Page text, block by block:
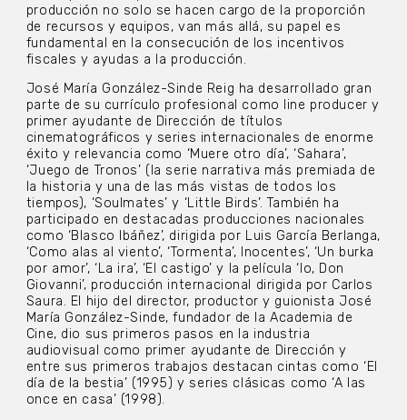
producción no solo se hacen cargo de la proporción
de recursos y equipos, van más allá, su papel es
fundamental en la consecución de los incentivos
fiscales y ayudas a la producción.
José María González-Sinde Reig ha desarrollado gran
parte de su currículo profesional como line producer y
primer ayudante de Dirección de títulos
cinematográficos y series internacionales de enorme
éxito y relevancia como ‘Muere otro día’, ‘Sahara’,
‘Juego de Tronos’ (la serie narrativa más premiada de
la historia y una de las más vistas de todos los
tiempos), ‘Soulmates’ y ‘Little Birds’. También ha
participado en destacadas producciones nacionales
como ‘Blasco Ibáñez’, dirigida por Luis García Berlanga,
‘Como alas al viento’, ‘Tormenta’, Inocentes’, ‘Un burka
por amor’, ‘La ira’, ‘El castigo’ y la película ‘Io, Don
Giovanni’, producción internacional dirigida por Carlos
Saura. El hijo del director, productor y guionista José
María González-Sinde, fundador de la Academia de
Cine, dio sus primeros pasos en la industria
audiovisual como primer ayudante de Dirección y
entre sus primeros trabajos destacan cintas como ‘El
día de la bestia’ (1995) y series clásicas como ‘A las
once en casa’ (1998).